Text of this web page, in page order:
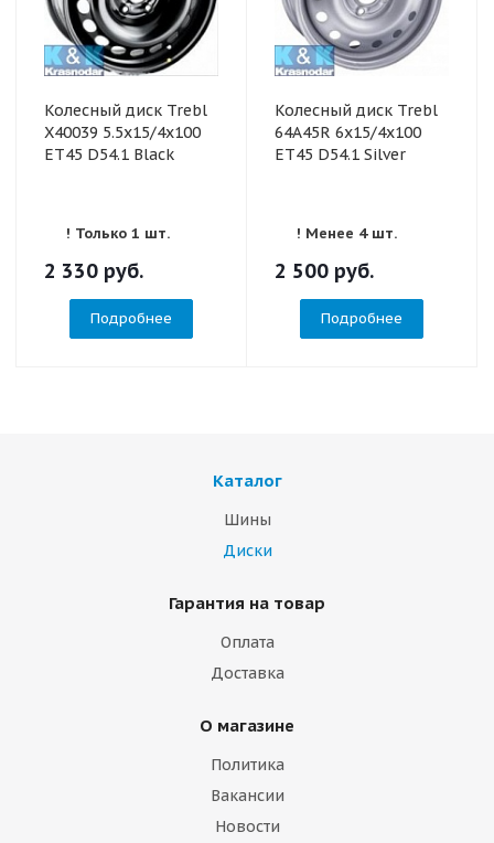
Колесный диск Trebl
X40039 5.5x15/4x100
ET45 D54.1 Black
! Только 1 шт.
2 330 руб.
Подробнее
Колесный диск Trebl
64А45R 6x15/4x100
ET45 D54.1 Silver
! Менее 4 шт.
2 500 руб.
Подробнее
Каталог
Шины
Диски
Гарантия на товар
Оплата
Доставка
О магазине
Политика
Вакансии
Новости